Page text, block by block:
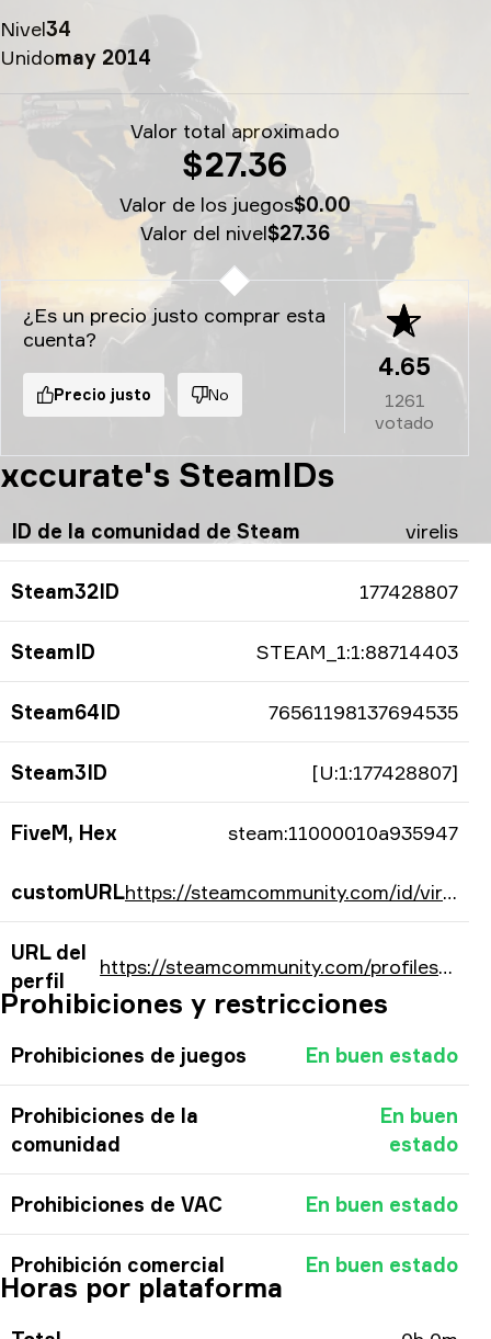
Nivel34
Unidomay 2014
Valor total aproximado
$27.36
Valor de los juegos$0.00
Valor del nivel$27.36
¿Es un precio justo comprar esta
cuenta?
Precio justo No
4.65
1261
votado
xccurate's SteamIDs
ID de la comunidad de Steam virelis
Steam32ID 177428807
SteamID STEAM_1:1:88714403
Steam64ID 76561198137694535
Steam3ID [U:1:177428807]
FiveM, Hex steam:11000010a935947
customURL https://steamcommunity.com/id/virelis/
URL del
perfil
https://steamcommunity.com/profiles/76561198137694535/
Prohibiciones y restricciones
Prohibiciones de juegos En buen estado
Prohibiciones de la
comunidad
En buen
estado
Prohibiciones de VAC En buen estado
Prohibición comercial En buen estado
Horas por plataforma